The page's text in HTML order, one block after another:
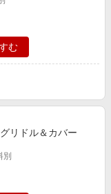
む
リドル＆カバー
別